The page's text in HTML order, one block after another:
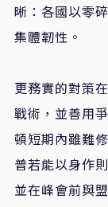
晰：各國以零
集體韌性。
更務實的對策
戰術，並善用
頓短期內雖難
普若能以身作
並在峰會前與